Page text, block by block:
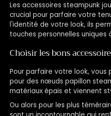
Les accessoires steampunk
crucial pour parfaire votre
l'identité de votre look, ils
touches personnelles uniques
Choisir les bons
Pour parfaire votre look, vous
pour des nœuds papillon
matériaux épais et viennent
Ou alors pour les plus